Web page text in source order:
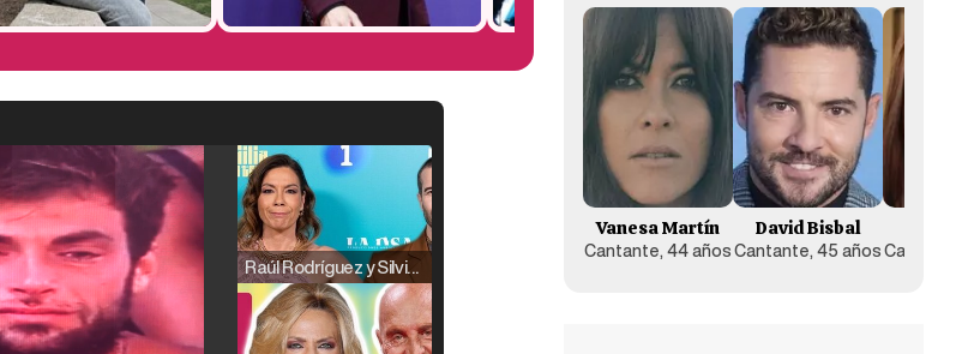
Raúl Rodríguez y Silvia Taulés nos cuentan su papel en 'La familia de la tele'
Vanesa Martín
Cantante, 44 años
David Bisbal
Cantante, 45 años